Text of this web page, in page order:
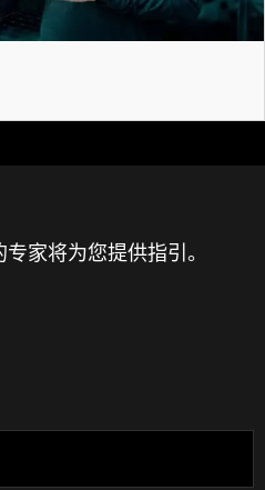
家将为您提供指引。